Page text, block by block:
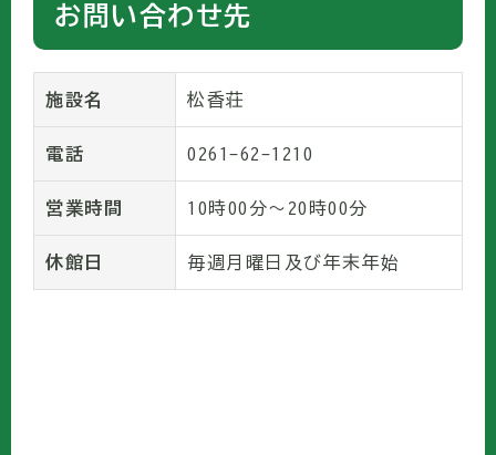
お問い合わせ先
施設名 松香荘
電話 0261-62-1210
営業時間 10時00分～20時00分
休館日 毎週月曜日及び年末年始